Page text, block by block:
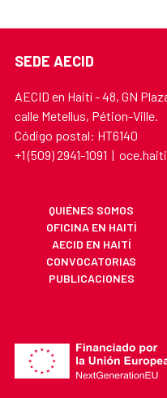
SEDE AECID
AECID en Haití - 48, GN
calle Metellus, Pétion-Ville.
Código postal: HT6140
+1 (509) 2941-1091 |
QUIÉNES SOMOS
OFICINA EN HAITÍ
AECID EN HAITÍ
CONVOCATORIAS
PUBLICACIONES